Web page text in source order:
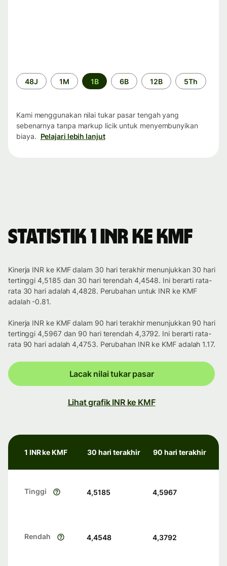
Periode
waktu
48J 1M 1B 6B 12B 5Th
Kami menggunakan nilai tukar pasar tengah yang
sebenarnya tanpa markup licik untuk menyembunyikan
biaya. Pelajari lebih lanjut
Statistik 1 INR ke KMF
Kinerja INR ke KMF dalam 30 hari terakhir menunjukkan 30 hari
tertinggi 4,5185 dan 30 hari terendah 4,4548. Ini berarti rata-
rata 30 hari adalah 4,4828. Perubahan untuk INR ke KMF
adalah -0.81.
Kinerja INR ke KMF dalam 90 hari terakhir menunjukkan 90 hari
tertinggi 4,5967 dan 90 hari terendah 4,3792. Ini berarti rata-
rata 90 hari adalah 4,4753. Perubahan INR ke KMF adalah 1.17.
Lacak nilai tukar pasar
Lihat grafik INR ke KMF
1 INR ke KMF 30 hari terakhir 90 hari terakhir
Tinggi 4,5185 4,5967
Rendah 4,4548 4,3792